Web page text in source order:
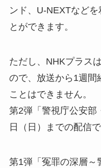
ンド、U-NEXTなど
とができます。
ただし、NHKプラス
ので、放送から1週間
ことはできません。
第2弾「警視庁公安部
日（日）までの配信で
第1弾「冤罪の深層～